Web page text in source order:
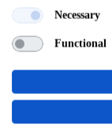
neben bunten
Walhaien begegnen.
Besonders gut lässt
Moon Bay im
Maya Cay und
Anbietern auch
angeboten.
Necessary
Functional